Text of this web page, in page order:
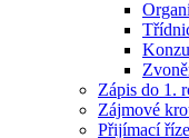
Zápis do 1.
Zájmové
Přijímací